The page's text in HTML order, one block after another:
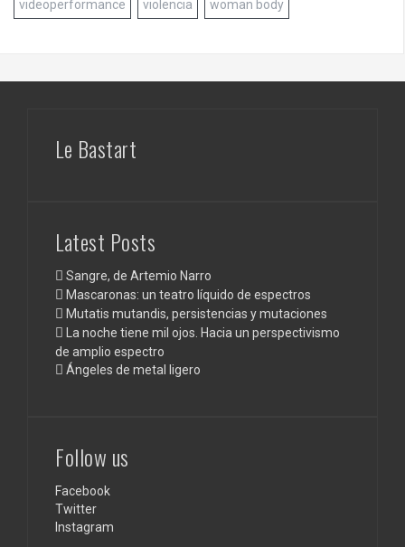
videoperformance violencia woman body
Le Bastart
Latest Posts
Sangre, de Artemio Narro
Mascaronas: un teatro líquido de espectros
Mutatis mutandis, persistencias y mutaciones
La noche tiene mil ojos. Hacia un perspectivismo
de amplio espectro
Ángeles de metal ligero
Follow us
Facebook
Twitter
Instagram